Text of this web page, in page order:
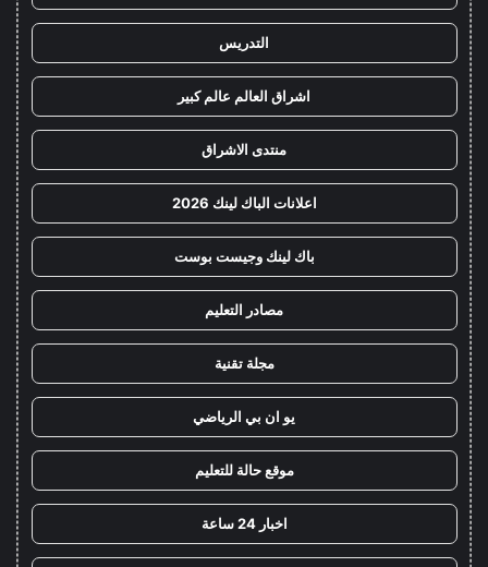
التدريس
اشراق العالم عالم كبير
منتدى الاشراق
اعلانات الباك لينك 2026
باك لينك وجيست بوست
مصادر التعليم
مجلة تقنية
يو ان بي الرياضي
موقع حالة للتعليم
اخبار 24 ساعة